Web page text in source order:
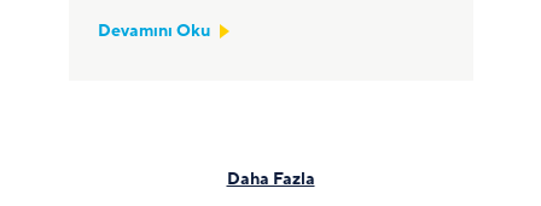
Devamını Oku
Daha Fazla